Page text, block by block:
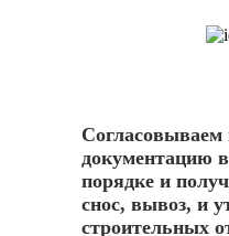
документацию
порядке и
снос, вывоз, и
строительных